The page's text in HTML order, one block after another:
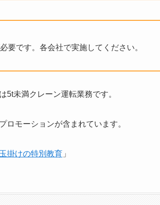
要です。各会社で実施してください。
5t未満クレーン運転業務です。
ロモーションが含まれています。
玉掛けの特別教育 」